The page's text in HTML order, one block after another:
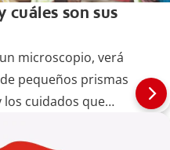
cuáles son sus
microscopio, verá
pequeños prismas
los cuidados que